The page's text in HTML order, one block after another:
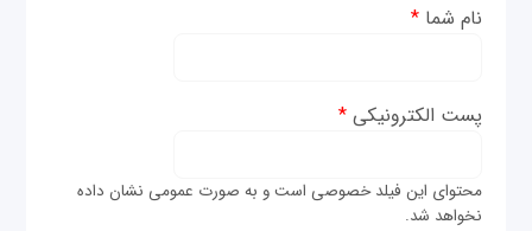
نام شما*
پست الکترونیکی*
محتوای این فیلد خصوصی است و به صورت عمومی نشان داده
نخواهد شد.